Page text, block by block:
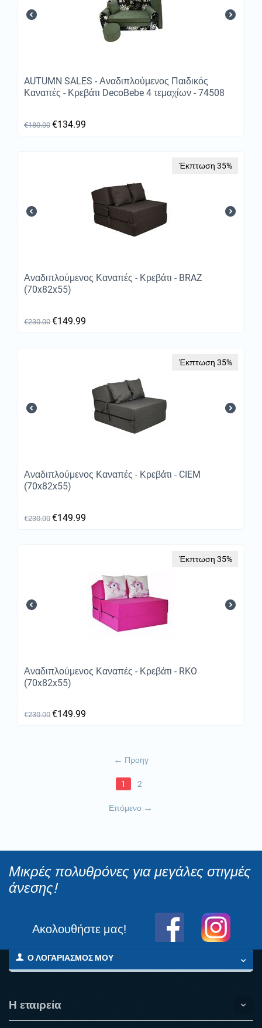
AUTUMN SALES - Αναδιπλούμενος Παιδικός
Καναπές - Κρεβάτι DecoBebe 4 τεμαχίων - 74508
€180.00 €134.99
Έκπτωση 35%
Αναδιπλούμενος Καναπές - Κρεβάτι - BRAZ
(70x82x55)
€230.00 €149.99
Έκπτωση 35%
Αναδιπλούμενος Καναπές - Κρεβάτι - CIEM
(70x82x55)
€230.00 €149.99
Έκπτωση 35%
Αναδιπλούμενος Καναπές - Κρεβάτι - RKO
(70x82x55)
€230.00 €149.99
Προηγ
1 2
Επόμενο
Μικρές πολυθρόνες για μεγάλες στιγμές
άνεσης!
Ακολουθήστε μας!
Ο ΛΟΓΑΡΙΑΣΜΌΣ ΜΟΥ
Η εταιρεία